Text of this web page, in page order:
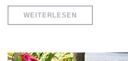
WEITERLESEN